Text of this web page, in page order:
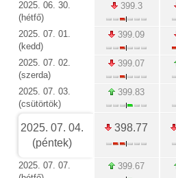
2025. 06. 30.
(hétfő)
399.3
2025. 07. 01.
(kedd)
399.09
2025. 07. 02.
(szerda)
399.07
2025. 07. 03.
(csütörtök)
399.83
2025. 07. 04.
(péntek)
398.77
2025. 07. 07.
399.67